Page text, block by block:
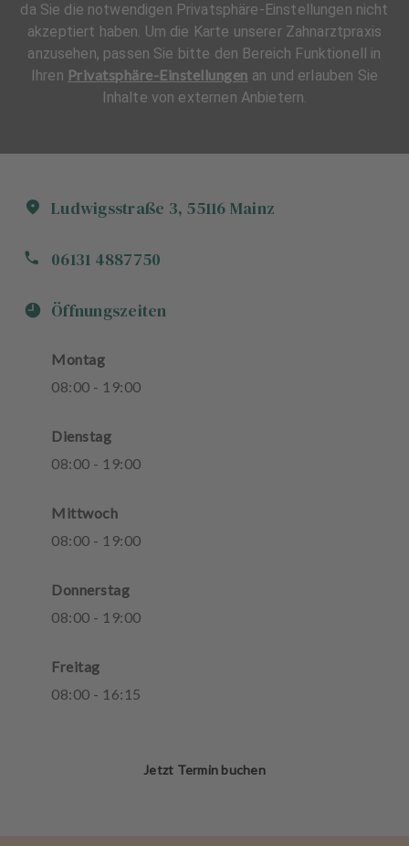
Ludwigsstraße 3, 55116 Mainz
06131 4887750
Öffnungszeiten
Montag
08:00 - 19:00
Dienstag
08:00 - 19:00
Mittwoch
08:00 - 19:00
Donnerstag
08:00 - 19:00
Freitag
08:00 - 16: 15
da Sie die notwendigen Privatsphäre-Einstellungen nicht
akzeptiert haben. Um die Karte unserer Zahnarztpraxis
anzusehen, passen Sie bitte den Bereich Funktionell in
Ihren Privatsphäre-Einstellungen an und erlauben Sie
Inhalte von externen Anbietern.
Jetzt Termin buchen